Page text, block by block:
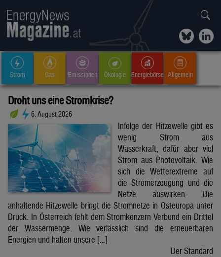
Strom Gas Emissionen Ökologie Energiebörse Allgemein
Droht uns eine Stromkrise?
6. August 2026
Infolge der Hitzewelle gibt es
wenig Strom aus
Wasserkraft, dafür aber viel
Strom aus Photovoltaik. Wie
sich die Wetterextreme auf
die Stromerzeugung und die
Netze auswirken. Die
anhaltende Hitzewelle bringt die Stromnetze in Osteuropa unter
Druck. In Österreich fehlt dem Stromkonzern Verbund ein Drittel
der Wassermenge. Wie verlässlich sind die erneuerbaren
Energien und halten unsere […]
Der Standard